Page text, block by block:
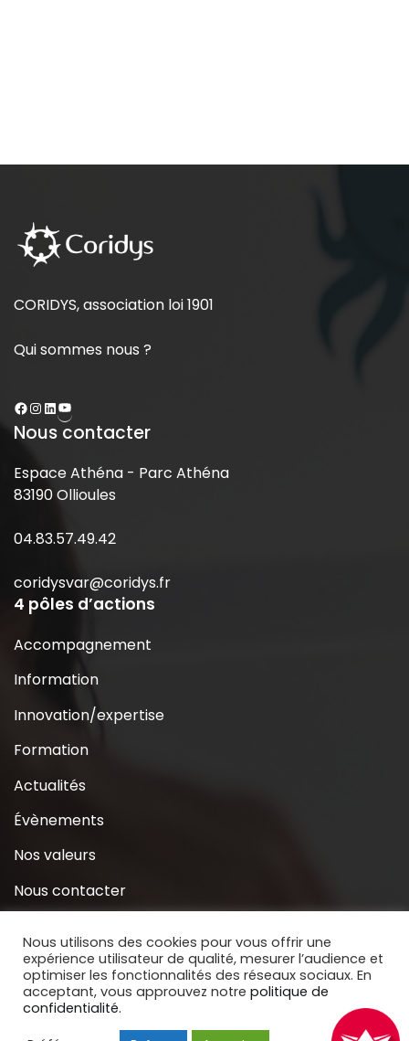
CORIDYS, association loi 1901
Qui sommes nous ?
Nous contacter
Espace Athéna - Parc Athéna
83190 Ollioules
04.83.57.49.42
coridysvar@coridys.fr
4 pôles d’actions
Accompagnement
Information
Innovation/expertise
Formation
Actualités
Évènements
Nos valeurs
Nous contacter
S’inscrire à la Newsletter
Nous soutenir
Nous utilisons des cookies pour vous offrir une
expérience utilisateur de qualité, mesurer l’audience et
optimiser les fonctionnalités des réseaux sociaux. En
acceptant, vous approuvez notre politique de
confidentialité.